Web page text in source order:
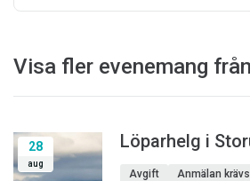
Visa fler evenemang
28
aug
Löparhelg i
Avgift Anmälan krävs